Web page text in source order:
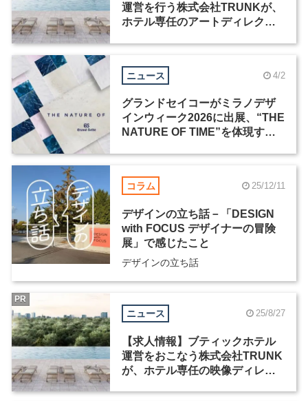
運営を行う株式会社TRUNKが、
ホテル専任のアートディレクタ
ニュース 4/2
グランドセイコーがミラノデザ
インウィーク2026に出展、“THE
NATURE OF TIME”を体現する
コラム 25/12/11
デザインの立ち話－「DESIGN
with FOCUS デザイナーの冒険
展」で感じたこと
デザインの立ち話
ニュース 25/8/27
【求人情報】ブティックホテル
運営をおこなう株式会社TRUNK
が、ホテル専任の映像ディレク
PR